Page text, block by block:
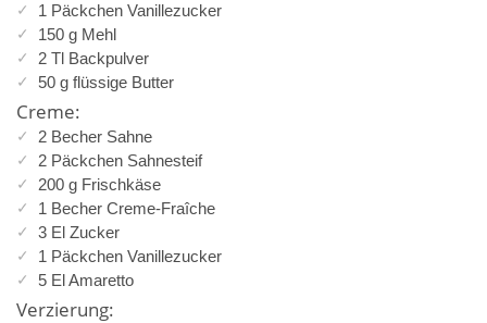
1 Päckchen Vanillezucker
150 g Mehl
2 Tl Backpulver
50 g flüssige Butter
Creme:
2 Becher Sahne
2 Päckchen Sahnesteif
200 g Frischkäse
1 Becher Creme-Fraîche
3 El Zucker
1 Päckchen Vanillezucker
5 El Amaretto
Verzierung: